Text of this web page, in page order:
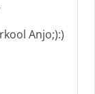
Anjo;):)